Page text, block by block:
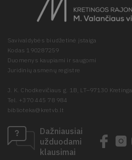
Savivaldybės biudžetinė įstaiga
Kodas 190287259
Duomenys kaupiami ir saugomi
Juridinių asmenų registre
J. K. Chodkevičiaus g. 1B, LT–97130 Kretinga
Tel. +370 445 78 984
biblioteka@kretvb.lt
Dažniausiai
užduodami
klausimai